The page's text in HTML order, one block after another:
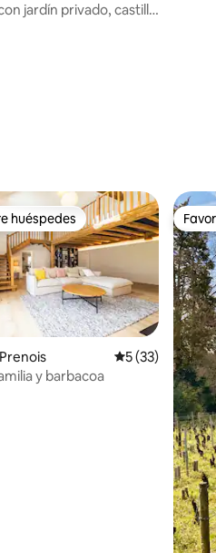
jardín privado, castillo
5, 84 reseñas
preferido
huéspedes
Calificación
5 (33)
y barbacoa